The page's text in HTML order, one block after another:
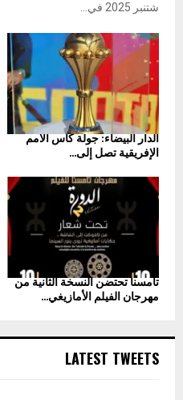
شتنبر 2025 في...
الدار البيضاء: جولة كأس الأمم
الإفريقية تصل إلى...
تامسنا تحتضن النسخة الثانية من
مهرجان الفيلم الأمازيغي...
LATEST TWEETS